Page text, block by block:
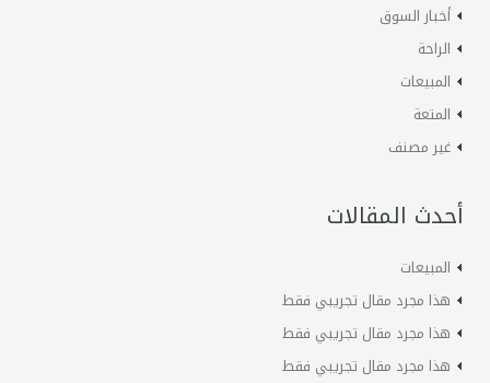
أخبار السوق
الراحة
المبيعات
المتعة
غير مصنف
أحدث المقالات
المبيعات
هذا مجرد مقال تجريبي فقط
هذا مجرد مقال تجريبي فقط
هذا مجرد مقال تجريبي فقط